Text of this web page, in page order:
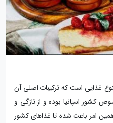
غذایی است که ترکیبات اصلی آن
کشور اسپانیا بوده و از تازگی و
امر باعث شده تا غذاهای کشور